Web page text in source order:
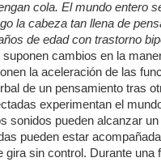
cola. El mundo entero
la cabeza tan llena de
de edad con trastorno
cambios en la
la aceleración de las
de un pensamiento tras
experimentan el
sonidos pueden alcanzar
pueden estar
gira sin control. Durante